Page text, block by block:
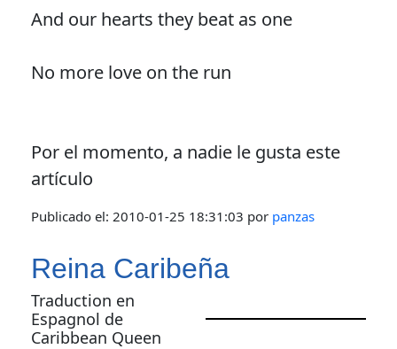
And our hearts they beat as one
No more love on the run
Por el momento, a nadie le gusta este
artículo
Publicado el: 2010-01-25 18:31:03 por panzas
Reina Caribeña
Traduction en
Espagnol de
Caribbean Queen